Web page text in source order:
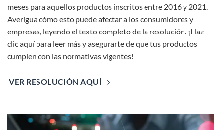
meses para aquellos productos inscritos entre 2016 y 2021.
Averigua cómo esto puede afectar a los consumidores y
empresas, leyendo el texto completo de la resolución. ¡Haz
clic aquí para leer más y asegurarte de que tus productos
cumplen con las normativas vigentes!
VER RESOLUCIÓN AQUÍ